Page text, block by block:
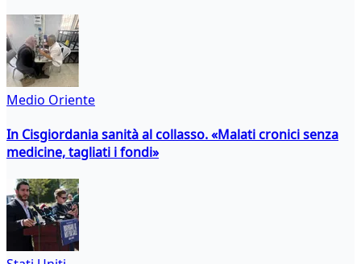
Medio Oriente
In Cisgiordania sanità al collasso. «Malati cronici senza
medicine, tagliati i fondi»